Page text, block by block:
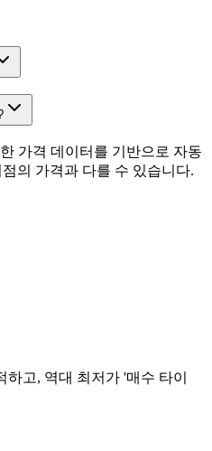
가격 데이터를 기반으로 자동
의 가격과 다를 수 있습니다.
고, 역대 최저가 '매수 타이